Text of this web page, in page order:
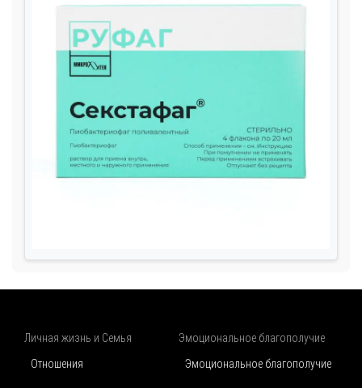
Личная жизнь и Семья
Отношения
Эмоциональное благополучие
Эмоциональное благополучие